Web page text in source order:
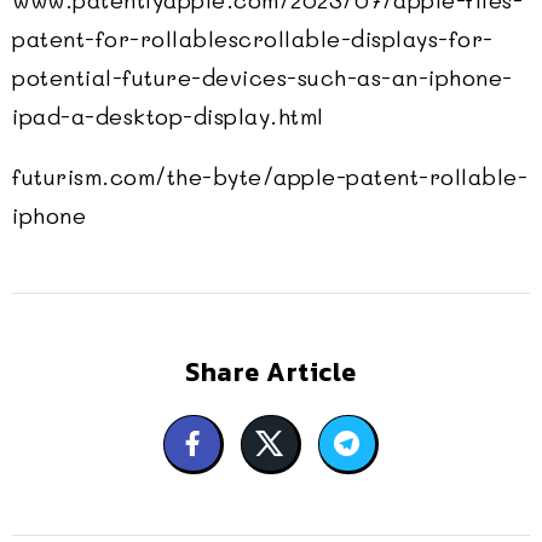
patent-for-rollablescrollable-displays-for-
potential-future-devices-such-as-an-iphone-
ipad-a-desktop-display.html
futurism.com/the-byte/apple-patent-rollable-
iphone
Share Article